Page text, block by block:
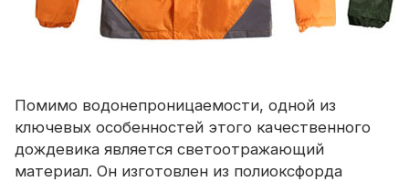
Помимо водонепроницаемости, одной из
ключевых особенностей этого качественного
дождевика является светоотражающий
материал. Он изготовлен из полиоксфорда